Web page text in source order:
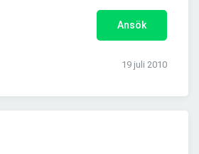
Ansök
19 juli 2010